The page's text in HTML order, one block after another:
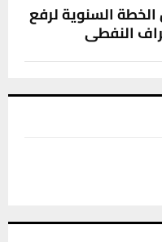
إنجاز 75% من الخطة السنوية لرفع
النفطي